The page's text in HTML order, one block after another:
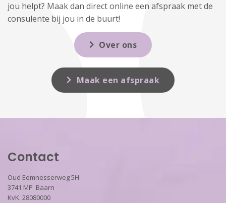
jou helpt? Maak dan direct online een afspraak met de
consulente bij jou in de buurt!
Over ons
Maak een afspraak
Contact
Oud Eemnesserweg 5H
3741 MP Baarn
KvK. 28080000